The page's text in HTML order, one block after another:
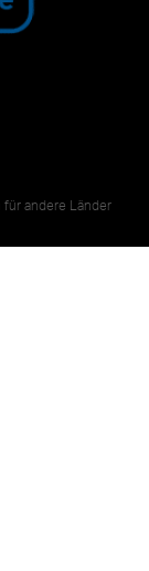
für andere Länder